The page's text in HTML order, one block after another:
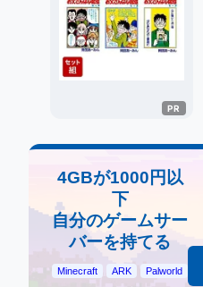
4GBが1000円以
下
自分のゲームサー
バーを持てる
Minecraft ARK Palworld